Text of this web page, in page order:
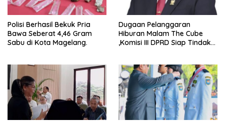
Polisi Berhasil Bekuk Pria
Bawa Seberat 4,46 Gram
Sabu di Kota Magelang.
Dugaan Pelanggaran
Hiburan Malam The Cube
,Komisi III DPRD Siap Tindak